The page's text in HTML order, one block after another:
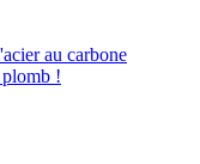
au carbone
!